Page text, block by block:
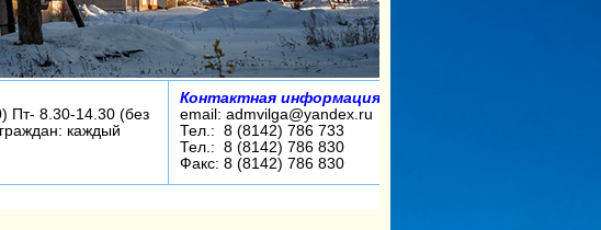
Пт- 8.30-14.30 (без
каждый
Контактная информация:
email: admvilga@yandex.ru
Тел.: 8 (8142) 786 733
Тел.: 8 (8142) 786 830
Факс: 8 (8142) 786 830